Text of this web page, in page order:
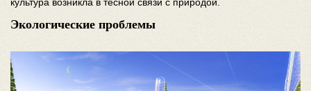
Экологические проблемы